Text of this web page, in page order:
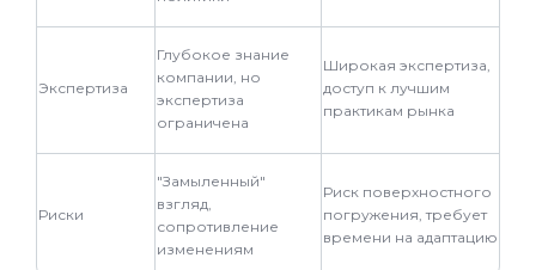
Экспертиза
Глубокое знание
компании, но
экспертиза
ограничена
Широкая экспертиза,
доступ к лучшим
практикам рынка
Риски
"Замыленный"
взгляд,
сопротивление
изменениям
Риск поверхностного
погружения, требует
времени на адаптацию